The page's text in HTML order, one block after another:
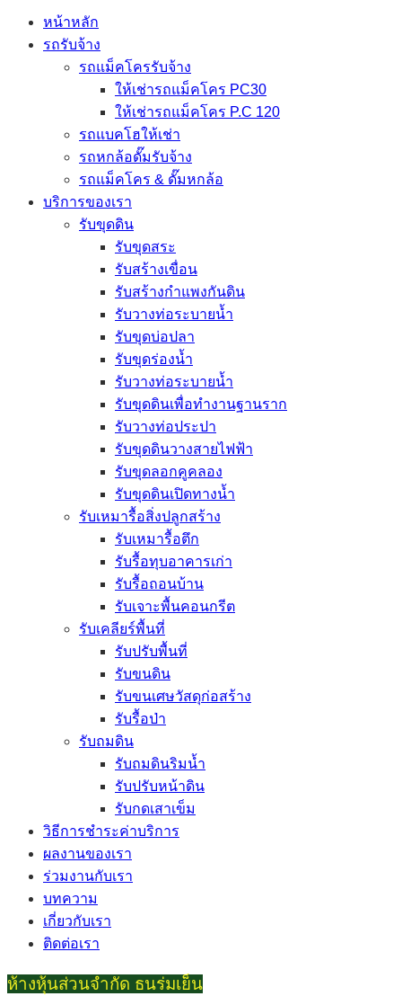
หน้าหลัก
รถรับจ้าง
รถแม็คโครรับจ้าง
ให้เช่ารถแม็คโคร PC30
ให้เช่ารถแม็คโคร P.C 120
รถแบคโฮให้เช่า
รถหกล้อดั๊มรับจ้าง
รถแม็คโคร & ดั๊มหกล้อ
บริการของเรา
รับขุดดิน
รับขุดสระ
รับสร้างเขื่อน
รับสร้างกำแพงกันดิน
รับวางท่อระบายน้ำ
รับขุดบ่อปลา
รับขุดร่องน้ำ
รับวางท่อระบายน้ำ
รับขุดดินเพื่อทำงานฐานราก
รับวางท่อประปา
รับขุดดินวางสายไฟฟ้า
รับขุดลอกคูคลอง
รับขุดดินเปิดทางน้ำ
รับเหมารื้อสิ่งปลูกสร้าง
รับเหมารื้อตึก
รับรื้อทุบอาคารเก่า
รับรื้อถอนบ้าน
รับเจาะพื้นคอนกรีต
รับเคลียร์พื้นที่
รับปรับพื้นที่
รับขนดิน
รับขนเศษวัสดุก่อสร้าง
รับรื้อป่า
รับถมดิน
รับถมดินริมน้ำ
รับปรับหน้าดิน
รับกดเสาเข็ม
วิธีการชำระค่าบริการ
ผลงานของเรา
ร่วมงานกับเรา
บทความ
เกี่ยวกับเรา
ติดต่อเรา
ห้างหุ้นส่วนจำกัด ธนร่มเย็น